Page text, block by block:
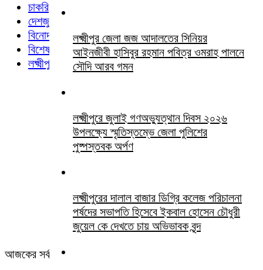
লক্ষ্মীপুর জেলা জজ আদালতের সিনিয়র
আইনজীবী হাসিবুর রহমান পবিত্র ওমরাহ পালনে
সৌদি আরব গমন
লক্ষ্মীপুরে জুলাই গণঅভ্যুত্থান দিবস ২০২৬
উপলক্ষ্যে স্মৃতিস্তম্ভে জেলা পুলিশের
পুষ্পস্তবক অর্পণ
লক্ষ্মীপুরের দালাল বাজার ডিগ্রি কলেজ পরিচালনা
পর্ষদের সভাপতি হিসেবে ইকবাল হোসেন চৌধুরী
জুয়েল কে দেখতে চায় অভিভাবক বৃন্দ
চাকরি
দেশজুড়ে
বিনোদন
বিশেষ প্রতিবেদন
লক্ষ্মীপুর সংবাদ
আজকের সর্বশেষ সবখবর